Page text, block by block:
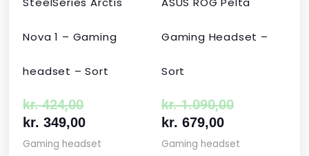
Nova 1 – Gaming
headset – Sort
kr.424,00
kr. 349,00
Gaming headset
Gaming Headset –
Sort
kr.1.090,00
kr. 679,00
Gaming headset